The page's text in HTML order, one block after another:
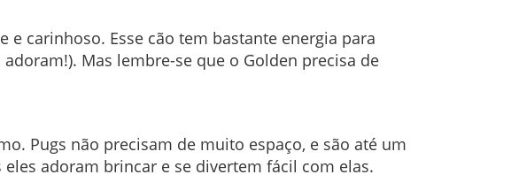
e carinhoso. Esse cão tem bastante energia para
Mas lembre-se que o Golden precisa de
Pugs não precisam de muito espaço, e são até um
adoram brincar e se divertem fácil com elas.